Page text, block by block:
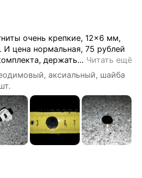
очень крепкие, 12×6 мм,
И цена нормальная, 75 рублей
держать… Читать ещё
аксиальный, шайба